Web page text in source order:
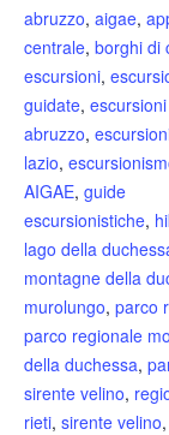
abruzzo, aigae,
centrale, borghi di
escursioni,
guidate,
abruzzo,
lazio,
AIGAE, guide
escursionistiche,
lago della
montagne della
murolungo, parco
parco regionale
della duchessa,
sirente velino,
rieti, sirente velino,